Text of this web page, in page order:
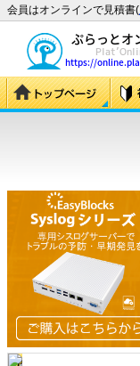
会員はオンラインで見積書(